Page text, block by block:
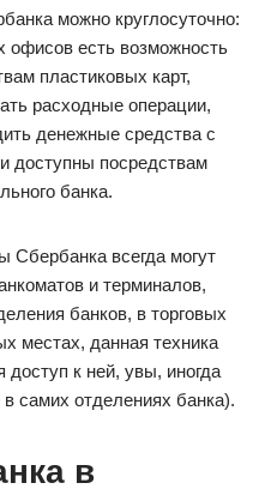
можно круглосуточно:
офисов есть возможность
пластиковых карт,
расходные операции,
денежные средства с
доступны посредствам
банка.
Сбербанка всегда могут
и терминалов,
банков, в торговых
местах, данная техника
доступ к ней, увы, иногда
самих отделениях банка).
в